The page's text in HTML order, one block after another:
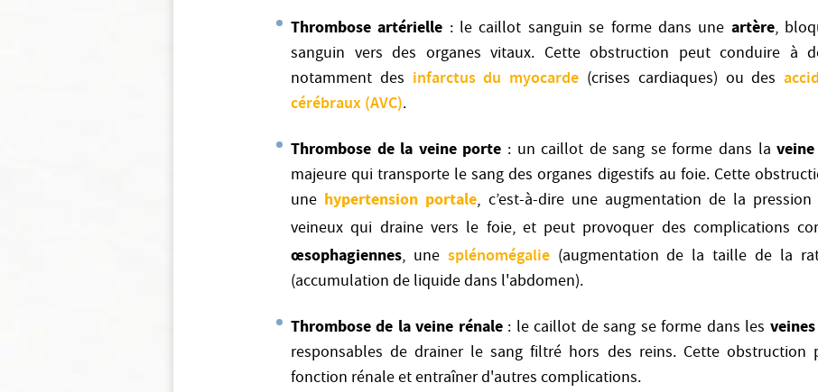
Thrombose artérielle : le caillot sanguin se forme dans une artère,
sanguin vers des organes vitaux. Cette obstruction peut conduire à
notamment des infarctus du myocarde (crises cardiaques) ou des
cérébraux (AVC).
Thrombose de la veine porte : un caillot de sang se forme dans la
majeure qui transporte le sang des organes digestifs au foie. Cette
une hypertension portale, c’est-à-dire une augmentation de la
veineux qui draine vers le foie, et peut provoquer des complications
œsophagiennes, une splénomégalie(augmentation de la taille de la
(accumulation de liquide dans l'abdomen).
Thrombose de la veine rénale: le caillot de sang se forme dans les
responsables de drainer le sang filtré hors des reins. Cette obstruction
fonction rénale et entraîner d'autres complications.